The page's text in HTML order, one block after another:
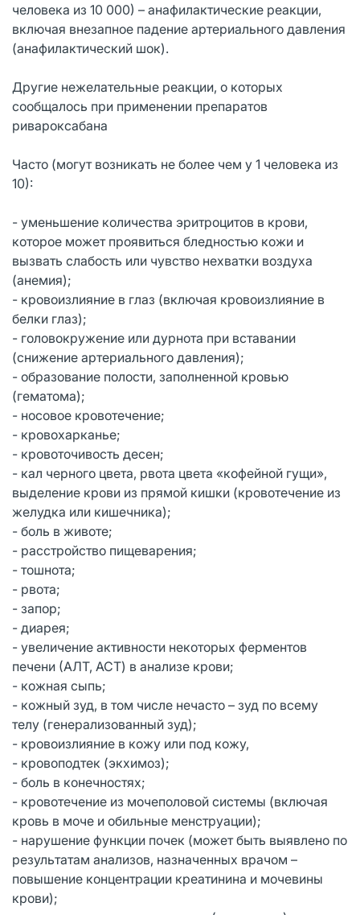
человека из 10 000) – анафилактические реакции,
включая внезапное падение артериального давления
(анафилактический шок).
Другие нежелательные реакции, о которых
сообщалось при применении препаратов
ривароксабана
Часто (могут возникать не более чем у 1 человека из
10):
- уменьшение количества эритроцитов в крови,
которое может проявиться бледностью кожи и
вызвать слабость или чувство нехватки воздуха
(анемия);
- кровоизлияние в глаз (включая кровоизлияние в
белки глаз);
- головокружение или дурнота при вставании
(снижение артериального давления);
- образование полости, заполненной кровью
(гематома);
- носовое кровотечение;
- кровохарканье;
- кровоточивость десен;
- кал черного цвета, рвота цвета «кофейной гущи»,
выделение крови из прямой кишки (кровотечение из
желудка или кишечника);
- боль в животе;
- расстройство пищеварения;
- тошнота;
- рвота;
- запор;
- диарея;
- увеличение активности некоторых ферментов
печени (АЛТ, АСТ) в анализе крови;
- кожная сыпь;
- кожный зуд, в том числе нечасто – зуд по всему
телу (генерализованный зуд);
- кровоизлияние в кожу или под кожу,
- кровоподтек (экхимоз);
- боль в конечностях;
- кровотечение из мочеполовой системы (включая
кровь в моче и обильные менструации);
- нарушение функции почек (может быть выявлено по
результатам анализов, назначенных врачом –
повышение концентрации креатинина и мочевины
крови);